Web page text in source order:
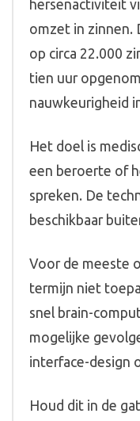
hersenactiviteit
omzet in zinnen.
op circa 22.000
tien uur
nauwkeurigheid
Het doel is
een beroerte of
spreken. De
beschikbaar
Voor de meeste
termijn niet
snel brain-
mogelijke
interface-design
Houd dit in de